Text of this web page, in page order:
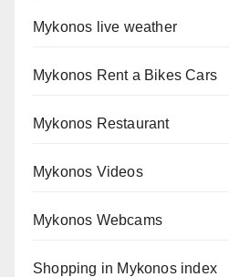
Mykonos live weather
Mykonos Rent a Bikes Cars
Mykonos Restaurant
Mykonos Videos
Mykonos Webcams
Shopping in Mykonos index